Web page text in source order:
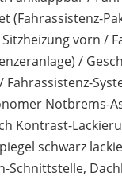
vorn /
/
Notbrems-
Kontrast-
schwarz
Schnittstelle,